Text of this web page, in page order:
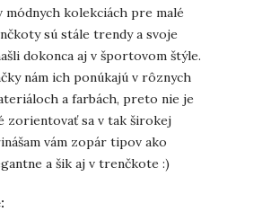
módnych kolekciách pre malé
sú stále trendy a svoje
dokonca aj v športovom štýle.
nám ich ponúkajú v rôznych
a farbách, preto nie je
zorientovať sa v tak širokej
vám zopár tipov ako
a šik aj v trenčkote :)